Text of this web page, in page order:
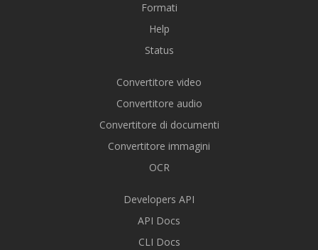
Formati
Help
Status
Convertitore video
Convertitore audio
Convertitore di documenti
Convertitore immagini
OCR
Developers API
API Docs
CLI Docs